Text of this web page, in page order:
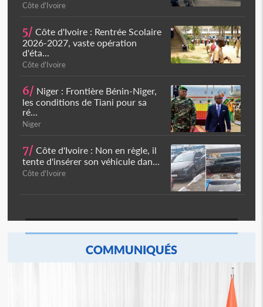
Côte d'Ivoire
5/ Côte d'Ivoire : Rentrée Scolaire
2026-2027, vaste opération
d'éta...
Côte d'Ivoire
6/ Niger : Frontière Bénin-Niger,
les conditions de Tiani pour sa
ré...
Niger
7/ Côte d'Ivoire : Non en règle, il
tente d'insérer son véhicule dan...
Côte d'Ivoire
COMMUNIQUÉS